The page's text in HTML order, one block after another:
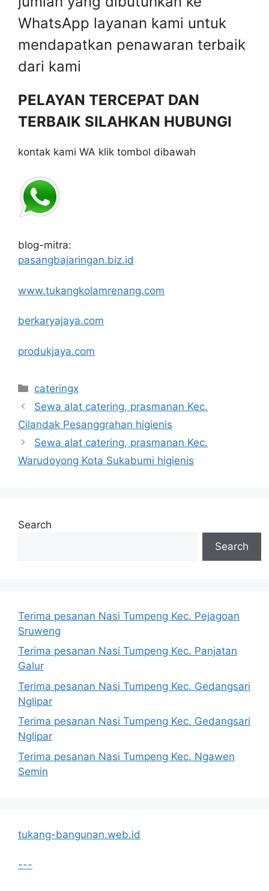
WhatsApp layanan kami untuk
mendapatkan penawaran terbaik
dari kami
PELAYAN TERCEPAT DAN
TERBAIK SILAHKAN HUBUNGI
kontak kami WA klik tombol dibawah
blog-mitra:
pasangbajaringan.biz.id
www.tukangkolamrenang.com
berkaryajaya.com
produkjaya.com
Categories
cateringx
Sewa alat catering, prasmanan Kec.
Cilandak Pesanggrahan higienis
Sewa alat catering, prasmanan Kec.
Warudoyong Kota Sukabumi higienis
Search
Search
Terima pesanan Nasi Tumpeng Kec. Pejagoan
Sruweng
Terima pesanan Nasi Tumpeng Kec. Panjatan
Galur
Terima pesanan Nasi Tumpeng Kec. Gedangsari
Nglipar
Terima pesanan Nasi Tumpeng Kec. Gedangsari
Nglipar
Terima pesanan Nasi Tumpeng Kec. Ngawen
Semin
tukang-bangunan.web.id
---